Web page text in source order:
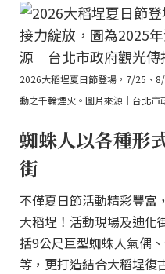
2026大稻埕夏日節登場，7/25、
動之千輪煙火。圖片來源｜台北市
蜘蛛人以各種形
街
不僅夏日節活動精彩豐富
大稻埕！活動現場及迪化
括9公尺巨型蜘蛛人氣偶
等，更打造結合大稻埕復